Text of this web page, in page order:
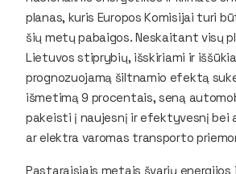
planas, kuris Europos Komisijai turi
šių metų pabaigos. Neskaitant visų
Lietuvos stiprybių, išskiriami ir
prognozuojamą šiltnamio efektą
išmetimą 9 procentais, seną
pakeisti į naujesnį ir efektyvesnį bei
ar elektra varomas transporto
Pastaraisiais metais švarių energijos